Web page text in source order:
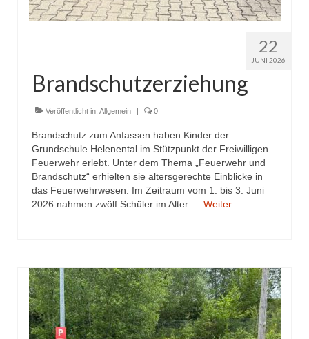
Christkindwiegen 2021
Christkindwiegen 2017
Jahreskonzert 2017
Oktoberfestkonzert 2018
Jahreskonzert 2019
Verein
Tagesfahrt 2017
22
JUNI 2026
Brandschutzerziehung
Veröffentlicht in: Allgemein | 0
Brandschutz zum Anfassen haben Kinder der
Grundschule Helenental im Stützpunkt der Freiwilligen
Feuerwehr erlebt. Unter dem Thema „Feuerwehr und
Brandschutz“ erhielten sie altersgerechte Einblicke in
das Feuerwehrwesen. Im Zeitraum vom 1. bis 3. Juni
2026 nahmen zwölf Schüler im Alter … Weiter